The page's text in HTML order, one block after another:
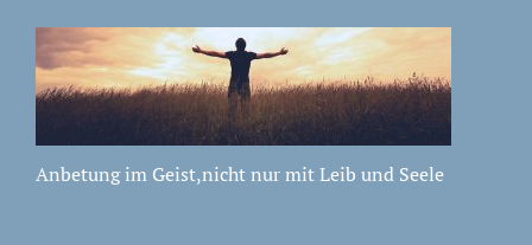
Anbetung im Geist,nicht nur mit Leib und Seele